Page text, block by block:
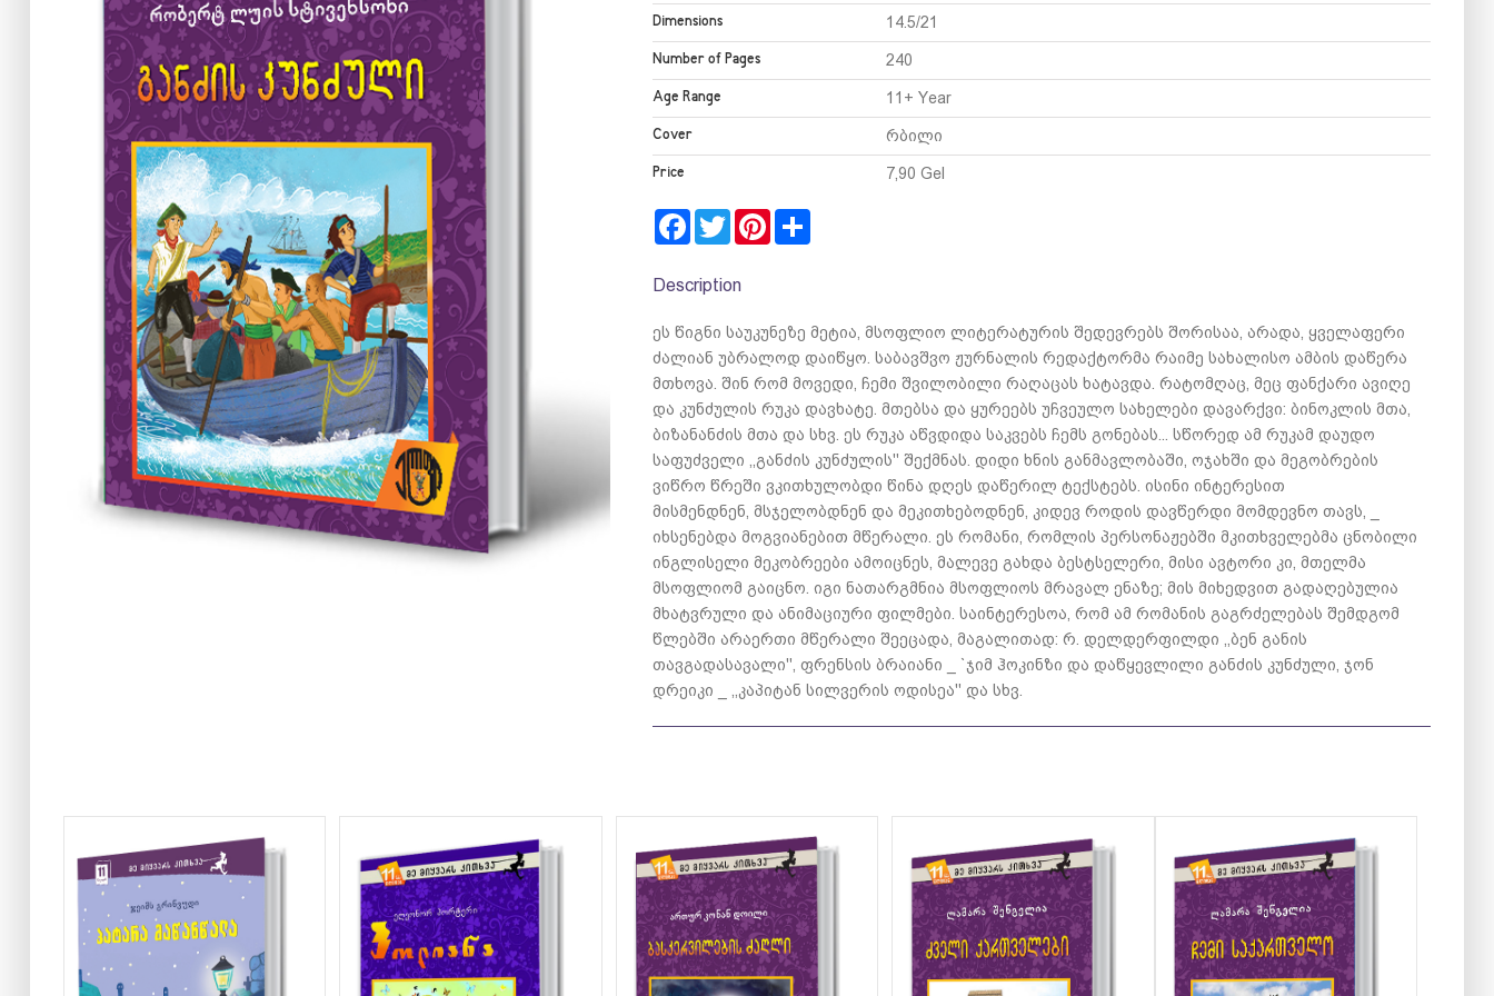
Dimensions 14.5/21
Number of Pages 240
Age Range 11+ Year
Cover რბილი
Price 7,90 Gel
Facebook
TwitterPinterest
Description
ეს წიგნი საუკუნეზე მეტია, მსოფლიო ლიტერატურის შედევრებს შორისაა, არადა, ყველაფერი
ძალიან უბრალოდ დაიწყო. საბავშვო ჟურნალის რედაქტორმა რაიმე სახალისო ამბის დაწერა
მთხოვა. შინ რომ მოვედი, ჩემი შვილობილი რაღაცას ხატავდა. რატომღაც, მეც ფანქარი ავიღე
და კუნძულის რუკა დავხატე. მთებსა და ყურეებს უჩვეულო სახელები დავარქვი: ბინოკლის მთა,
ბიზანანძის მთა და სხვ. ეს რუკა აწვდიდა საკვებს ჩემს გონებას... სწორედ ამ რუკამ დაუდო
საფუძველი ,,განძის კუნძულის'' შექმნას. დიდი ხნის განმავლობაში, ოჯახში და მეგობრების
ვიწრო წრეში ვკითხულობდი წინა დღეს დაწერილ ტექსტებს. ისინი ინტერესით
მისმენდნენ, მსჯელობდნენ და მეკითხებოდნენ, კიდევ როდის დავწერდი მომდევნო თავს, _
იხსენებდა მოგვიანებით მწერალი. ეს რომანი, რომლის პერსონაჟებში მკითხველებმა ცნობილი
ინგლისელი მეკობრეები ამოიცნეს, მალევე გახდა ბესტსელერი, მისი ავტორი კი, მთელმა
მსოფლიომ გაიცნო. იგი ნათარგმნია მსოფლიოს მრავალ ენაზე; მის მიხედვით გადაღებულია
მხატვრული და ანიმაციური ფილმები. საინტერესოა, რომ ამ რომანის გაგრძელებას შემდგომ
წლებში არაერთი მწერალი შეეცადა, მაგალითად: რ. დელდერფილდი ,,ბენ განის
თავგადასავალი'', ფრენსის ბრაიანი _ `ჯიმ ჰოკინზი და დაწყევლილი განძის კუნძული, ჯონ
დრეიკი _ ,,კაპიტან სილვერის ოდისეა'' და სხვ.